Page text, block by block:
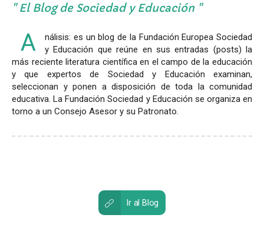
El Blog de Sociedad y Educación
A
nálisis: es un blog de la Fundación Europea Sociedad
y Educación que reúne en sus entradas (posts) la
más reciente literatura científica en el campo de la educación
y que expertos de Sociedad y Educación examinan,
seleccionan y ponen a disposición de toda la comunidad
educativa. La Fundación Sociedad y Educación se organiza en
torno a un Consejo Asesor y su Patronato.
Ir al Blog